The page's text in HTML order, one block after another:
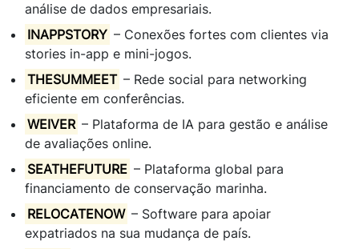
análise de dados empresariais.
INAPPSTORY – Conexões fortes com clientes via
stories in-app e mini-jogos.
THESUMMEET – Rede social para networking
eficiente em conferências.
WEIVER – Plataforma de IA para gestão e análise
de avaliações online.
SEATHEFUTURE – Plataforma global para
financiamento de conservação marinha.
RELOCATENOW – Software para apoiar
expatriados na sua mudança de país.